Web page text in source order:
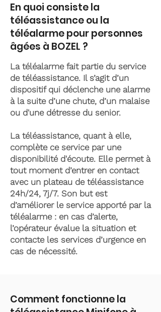
En quoi consiste la
téléassistance ou la
téléalarme pour personnes
âgées à BOZEL ?
La téléalarme fait partie du service
de téléassistance. Il s’agit d’un
dispositif qui déclenche une alarme
à la suite d’une chute, d’un malaise
ou d'une détresse du senior.
La téléassistance, quant à elle,
complète ce service par une
disponibilité d'écoute. Elle permet à
tout moment d’entrer en contact
avec un plateau de téléassistance
24h/24, 7j/7. Son but est
d’améliorer le service apporté par la
téléalarme : en cas d’alerte,
l’opérateur évalue la situation et
contacte les services d’urgence en
cas de nécessité.
Comment fonctionne la